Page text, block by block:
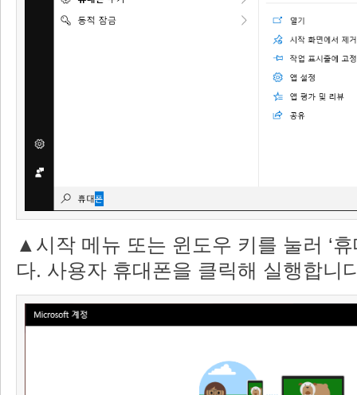
▲시작 메뉴 또는 윈도우 키를 눌러 ‘휴
다. 사용자 휴대폰을 클릭해 실행합니